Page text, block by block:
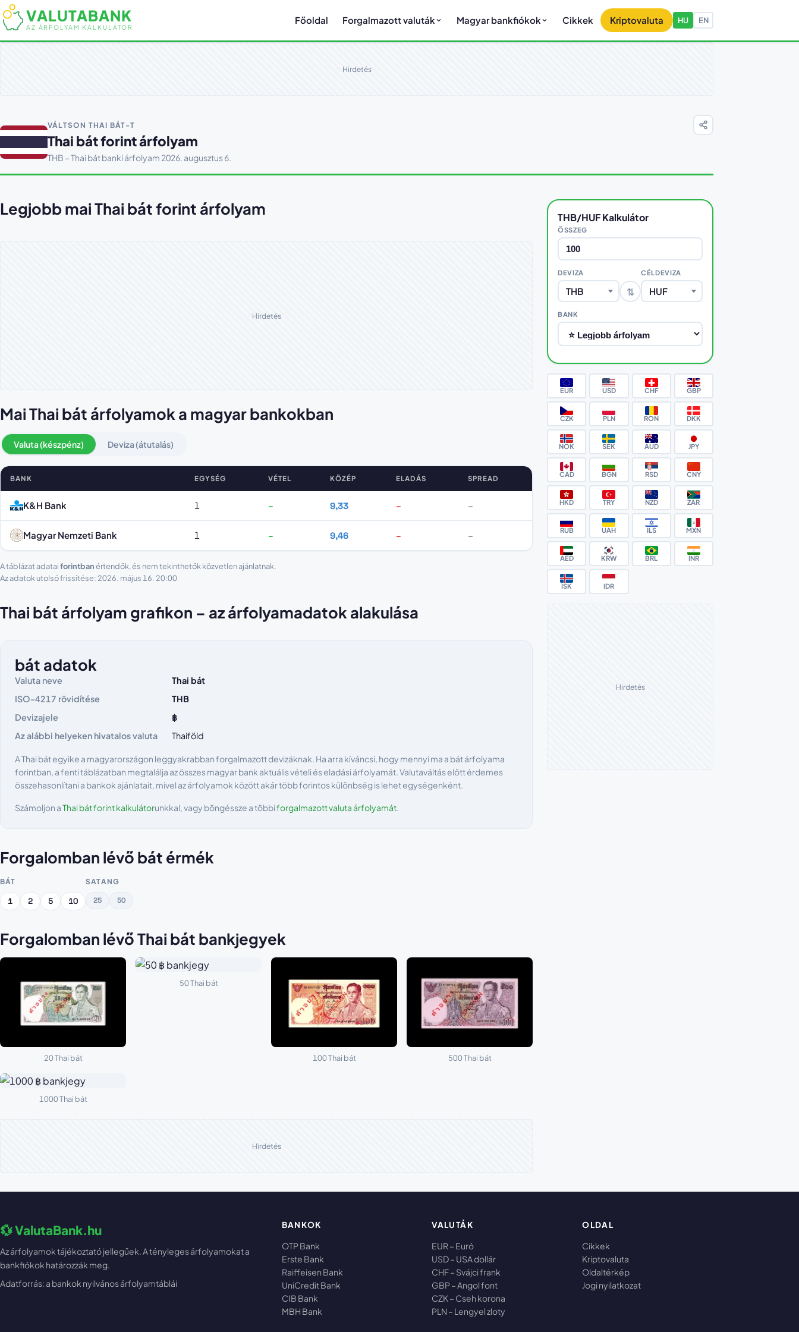
VALUTABANK
AZ ÁRFOLYAM KALKULÁTOR
Főoldal Forgalmazott valuták Magyar bankfiókok Cikkek Kriptovaluta HU EN
Hirdetés
VÁLTSON THAI BÁT-T
Thai bát forint árfolyam
THB – Thai bát banki árfolyam 2026. augusztus 6.
Legjobb mai Thai bát forint árfolyam
Hirdetés
Mai Thai bát árfolyamok a magyar bankokban
Valuta (készpénz) Deviza (átutalás)
Thai bát árfolyamok bankonként
BANK EGYSÉG VÉTEL KÖZÉP ELADÁS SPREAD
K&H Bank 1 – 9,33 – –
Magyar Nemzeti Bank 1 – 9,46 – –
A táblázat adataiforintbanértendők, és nem tekinthetők közvetlen ajánlatnak.
Az adatok utolsó frissítése: 2026. május 16. 20:00
Thai bát árfolyam grafikon – az árfolyamadatok alakulása
bát adatok
Valuta neve
Thai bát
ISO-4217 rövidítése
THB
Devizajele
฿
Az alábbi helyeken hivatalos valuta
Thaiföld
A Thai bát egyike a magyarországon leggyakrabban forgalmazott devizáknak. Ha arra kíváncsi, hogy mennyi ma a bát árfolyama
forintban, a fenti táblázatban megtalálja az összes magyar bank aktuális vételi és eladási árfolyamát. Valutaváltás előtt érdemes
összehasonlítani a bankok ajánlatait, mivel az árfolyamok között akár több forintos különbség is lehet egységenként.
Számoljon aThai bát forint kalkulátorunkkal, vagy böngéssze a többiforgalmazott valuta árfolyamát.
Forgalomban lévő bát érmék
BÁT
1 2 5 10
SATANG
25 50
Forgalomban lévő Thai bát bankjegyek
20 Thai bát
50 Thai bát
100 Thai bát 500 Thai bát
1000 Thai bát
Hirdetés
THB/HUF Kalkulátor
ÖSSZEG
DEVIZA
THB ⇅
CÉLDEVIZA
HUF
BANK
EUR USD CHF GBP
CZK PLN RON DKK
NOK SEK AUD JPY
CAD BGN RSD CNY
HKD TRY NZD ZAR
RUB UAH ILS MXN
AED KRW BRL INR
ISK IDR
Hirdetés
💱 ValutaBank.hu
Az árfolyamok tájékoztató jellegűek. A tényleges árfolyamokat a
bankfiókok határozzák meg.
Adatforrás: a bankok nyilvános árfolyamtáblái
BANKOK
OTP Bank
Erste Bank
Raiffeisen Bank
UniCredit Bank
CIB Bank
MBH Bank
VALUTÁK
EUR – Euró
USD – USA dollár
CHF – Svájci frank
GBP – Angol font
CZK – Cseh korona
PLN – Lengyel zloty
OLDAL
Cikkek
Kriptovaluta
Oldaltérkép
Jogi nyilatkozat